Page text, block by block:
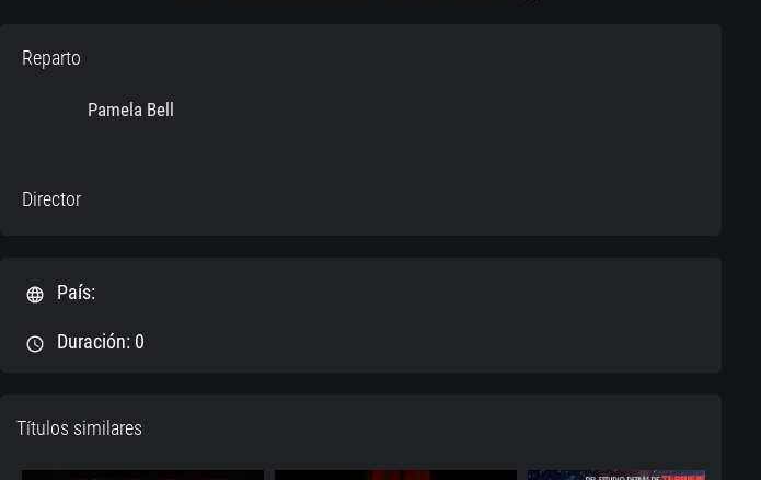
Reparto
Pamela Bell
Director
language País:
schedule Duración: 0
Títulos similares